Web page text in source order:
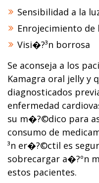
Sensibilidad a la
Enrojecimiento de
Visi�?³n borrosa
Se aconseja a los
Kamagra oral jelly y
diagnosticados
enfermedad
su m�?©dico para
consumo de
³n er�?©ctil es
sobrecargar a�?ºn
estos pacientes.